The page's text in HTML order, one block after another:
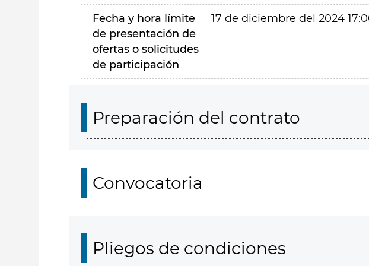
Fecha y hora límite
de presentación de
ofertas o solicitudes
de participación
17 de diciembre del 2024
Preparación del contrato
Convocatoria
Pliegos de condiciones